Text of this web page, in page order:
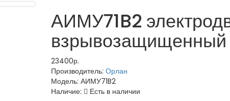
АИМУ71B2
взрывозащищенный
23400р.
Производитель: Орлан
Модель: АИМУ71B2
Наличие:
Есть в наличии